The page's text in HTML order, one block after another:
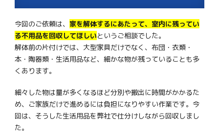
今回のご依頼は、 家を解体するにあたって、室内に残ってい
る不用品を回収してほしいというご相談でした。
解体前の片付けでは、大型家具だけでなく、布団・衣類・
本・陶器類・生活用品など、細かな物が残っていることも多
くあります。
細々した物は量が多くなるほど分別や搬出に時間がかかるた
め、ご家族だけで進めるには負担になりやすい作業です。今
回は、そうした生活用品を弊社で仕分けしながら回収しまし
た。